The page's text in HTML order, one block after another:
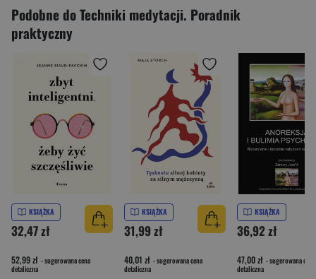
Podobne do Techniki medytacji. Poradnik
praktyczny
KSIĄŻKA
32,47 zł
52,99 zł - sugerowana cena
detaliczna
KSIĄŻKA
31,99 zł
40,01 zł - sugerowana cena
detaliczna
KSIĄŻKA
36,92 zł
47,00 zł - sugerowana cena
detaliczna